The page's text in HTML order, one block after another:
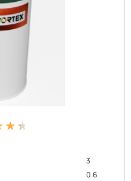
3
0.6